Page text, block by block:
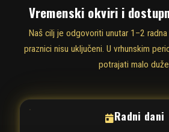
Vremenski okviri i
Naš cilj je odgovoriti unutar 1–2
praznici nisu uključeni. U vrhunskim
potrajati malo
Radni dani